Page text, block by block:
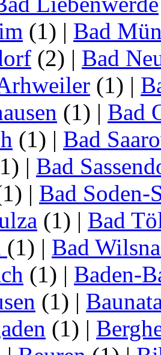
(1) | Bad
(2) | Bad
(1) |
(1) | Bad
(1) | Bad
| Bad
| Bad Soden-
(1) | Bad
(1) | Bad
(1) | Baden-
(1) |
(1) |